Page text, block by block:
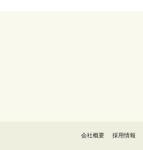
会社概要 採用情報